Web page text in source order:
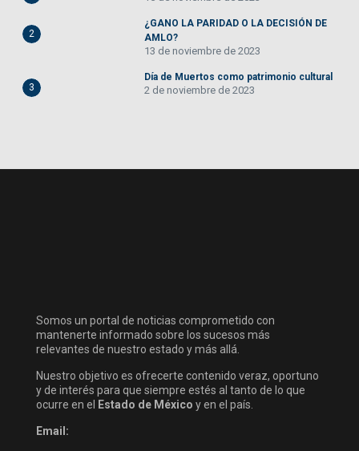
2
¿GANO LA PARIDAD O LA DECISIÓN DE
AMLO?
13 de noviembre de 2023
3
Día de Muertos como patrimonio cultural
2 de noviembre de 2023
Somos un portal de noticias comprometido con
mantenerte informado sobre los sucesos más
relevantes de nuestro estado y más allá.
Nuestro objetivo es ofrecerte contenido veraz, oportuno
y de interés para que siempre estés al tanto de lo que
ocurre en el
Estado de México y en el país.
Email: